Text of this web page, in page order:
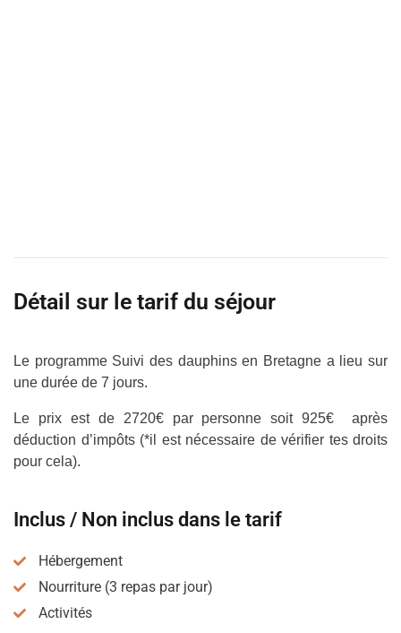
Détail sur le tarif du séjour
Le programme Suivi des dauphins en Bretagne a lieu sur
une durée de 7 jours.
Le prix est de 2720€ par personne soit 925€ après
déduction d’impôts (*il est nécessaire de vérifier tes droits
pour cela).
Inclus / Non inclus dans le tarif
Hébergement
Nourriture (3 repas par jour)
Activités